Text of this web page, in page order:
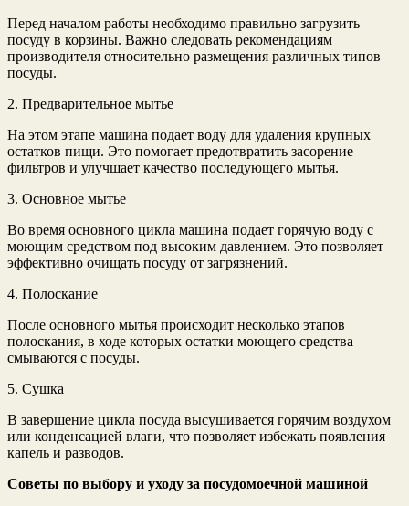
Перед началом работы необходимо правильно загрузить
посуду в корзины. Важно следовать рекомендациям
производителя относительно размещения различных типов
посуды.
2. Предварительное мытье
На этом этапе машина подает воду для удаления крупных
остатков пищи. Это помогает предотвратить засорение
фильтров и улучшает качество последующего мытья.
3. Основное мытье
Во время основного цикла машина подает горячую воду с
моющим средством под высоким давлением. Это позволяет
эффективно очищать посуду от загрязнений.
4. Полоскание
После основного мытья происходит несколько этапов
полоскания, в ходе которых остатки моющего средства
смываются с посуды.
5. Сушка
В завершение цикла посуда высушивается горячим воздухом
или конденсацией влаги, что позволяет избежать появления
капель и разводов.
Советы по выбору и уходу за посудомоечной машиной